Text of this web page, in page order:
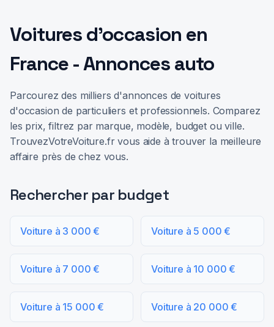
Voitures d'occasion en
France - Annonces auto
Parcourez des milliers d'annonces de voitures
d'occasion de particuliers et professionnels. Comparez
les prix, filtrez par marque, modèle, budget ou ville.
TrouvezVotreVoiture.fr vous aide à trouver la meilleure
affaire près de chez vous.
Rechercher par budget
Voiture à 3 000 € Voiture à 5 000 €
Voiture à 7 000 € Voiture à 10 000 €
Voiture à 15 000 € Voiture à 20 000 €